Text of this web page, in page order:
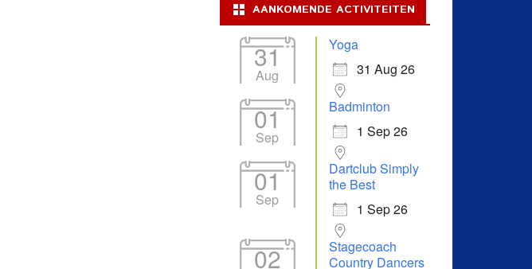
AANKOMENDE ACTIVITEITEN
31
Aug
Yoga
31 Aug 26
01
Sep
Badminton
1 Sep 26
01
Sep
Dartclub Simply
the Best
1 Sep 26
02
Stagecoach
Country Dancers